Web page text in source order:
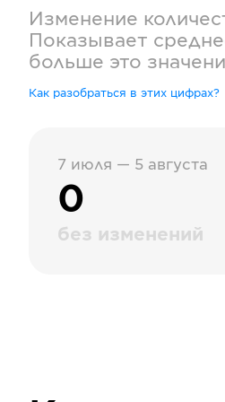
Изменение
Показывает
больше это
Как разобраться в этих цифрах?
7 июля — 5 августа
0
без изменений